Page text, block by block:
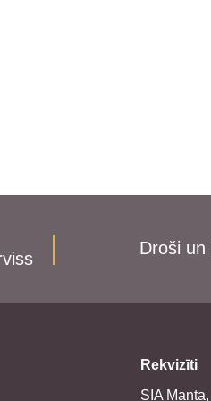
Droši un
Rekvizīti
SIA